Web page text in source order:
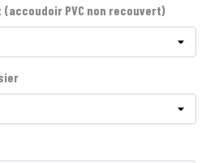
PVC non recouvert)